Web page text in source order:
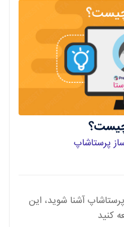
پرستاشاپ
آشنا شوید، این
کنید